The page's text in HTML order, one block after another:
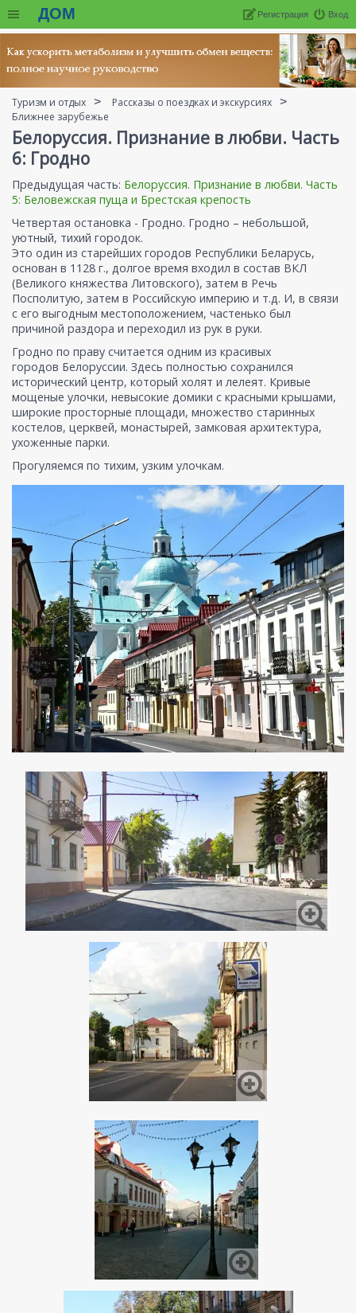
ДОМ Вход
Регистрация
Туризм и отдых
Рассказы о поездках и экскурсиях
Ближнее зарубежье
Белоруссия. Признание в любви. Часть
6: Гродно
Предыдущая часть: Белоруссия. Признание в любви. Часть
5: Беловежская пуща и Брестская крепость
Четвертая остановка - Гродно. Гродно – небольшой,
уютный, тихий городок.
Это один из старейших городов Республики Беларусь,
основан в 1128 г., долгое время входил в состав ВКЛ
(Великого княжества Литовского), затем в Речь
Посполитую, затем в Российскую империю и т.д. И, в связи
с его выгодным местоположением, частенько был
причиной раздора и переходил из рук в руки.
Гродно по праву считается одним из красивых
городов Белоруссии. Здесь полностью сохранился
исторический центр, который холят и лелеят. Кривые
мощеные улочки, невысокие домики с красными крышами,
широкие просторные площади, множество старинных
костелов, церквей, монастырей, замковая архитектура,
ухоженные парки.
Прогуляемся по тихим, узким улочкам.